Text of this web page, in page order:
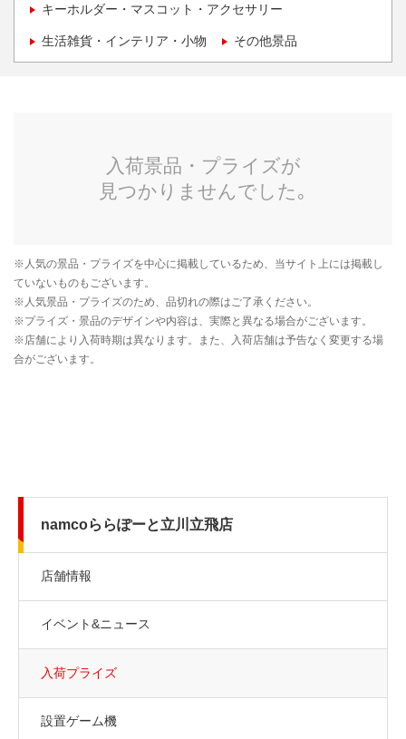
キーホルダー・マスコット・アクセサリー
生活雑貨・インテリア・小物 その他景品
namcoららぽーと立川立飛店
店舗情報
イベント&ニュース
入荷プライズ
設置ゲーム機